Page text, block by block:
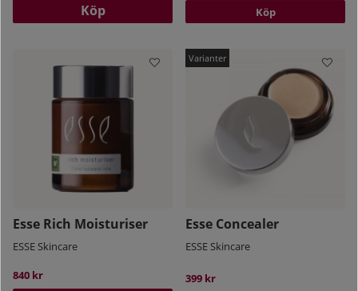
Köp
Köp
Esse Rich Moisturiser
ESSE Skincare
840 kr
Esse Concealer
ESSE Skincare
399 kr